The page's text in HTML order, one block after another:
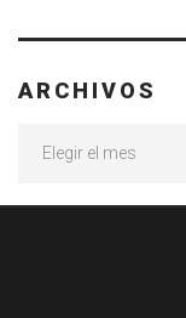
ARCHIVOS